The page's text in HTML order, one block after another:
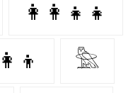
👩‍👩‍👧‍👧
𓅗